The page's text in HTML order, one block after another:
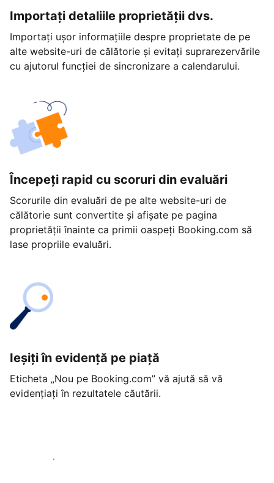
Importați detaliile proprietății dvs.
Importați ușor informațiile despre proprietate de pe
alte website-uri de călătorie și evitați suprarezervările
cu ajutorul funcției de sincronizare a calendarului.
Începeți rapid cu scoruri din evaluări
Scorurile din evaluări de pe alte website-uri de
călătorie sunt convertite și afișate pe pagina
proprietății înainte ca primii oaspeți Booking.com să
lase propriile evaluări.
Ieșiți în evidență pe piață
Eticheta „Nou pe Booking.com” vă ajută să vă
evidențiați în rezultatele căutării.
Începeți astăzi